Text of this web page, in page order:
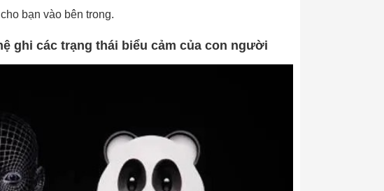
bạn vào bên trong.
ghi các trạng thái biểu cảm của con người